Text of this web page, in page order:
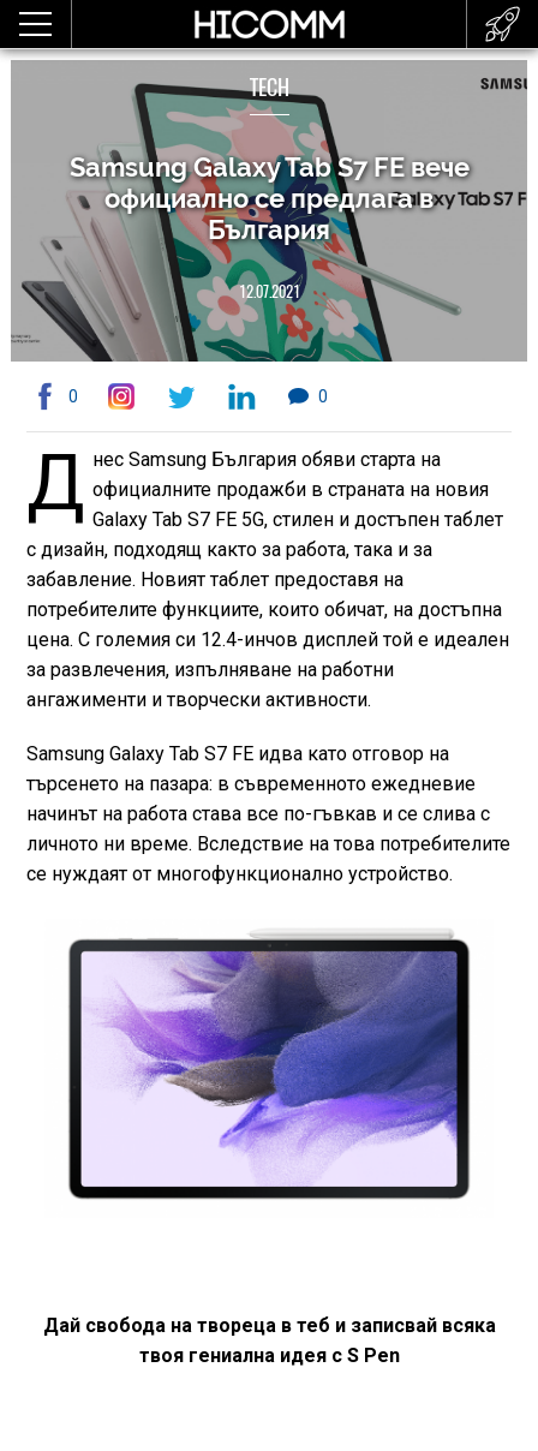
TECH
Samsung Galaxy Tab S7 FE вече
официално се предлага в
България
12.07.2021
0 0
Д нес Samsung България обяви старта на
официалните продажби в страната на новия
Galaxy Tab S7 FE 5G, стилен и достъпен таблет
с дизайн, подходящ както за работа, така и за
забавление. Новият таблет предоставя на
потребителите функциите, които обичат, на достъпна
цена. С големия си 12.4-инчов дисплей той е идеален
за развлечения, изпълняване на работни
ангажименти и творчески активности.
Samsung Galaxy Tab S7 FE идва като отговор на
търсенето на пазара: в съвременното ежедневие
начинът на работа става все по-гъвкав и се слива с
личното ни време. Вследствие на това потребителите
се нуждаят от многофункционално устройство.
Дай свобода на твореца в теб и записвай всяка
твоя гениална идея с S Pen